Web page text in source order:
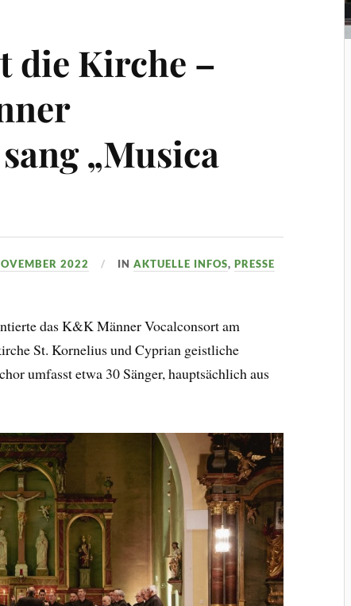
die Kirche –
„Musica
2022 INAKTUELLE INFOS,PRESSE
das K&K Männer Vocalconsort am
St. Kornelius und Cyprian geistliche
umfasst etwa 30 Sänger, hauptsächlich aus